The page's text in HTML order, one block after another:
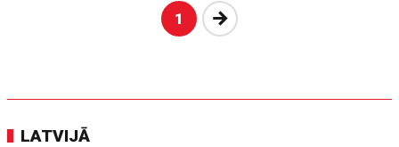
1 Nākošā
LATVIJĀ